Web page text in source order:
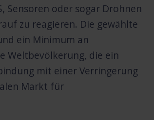
Sensoren oder sogar Drohnen
zu reagieren. Die gewählte
ein Minimum an
Weltbevölkerung, die ein
mit einer Verringerung
Markt für